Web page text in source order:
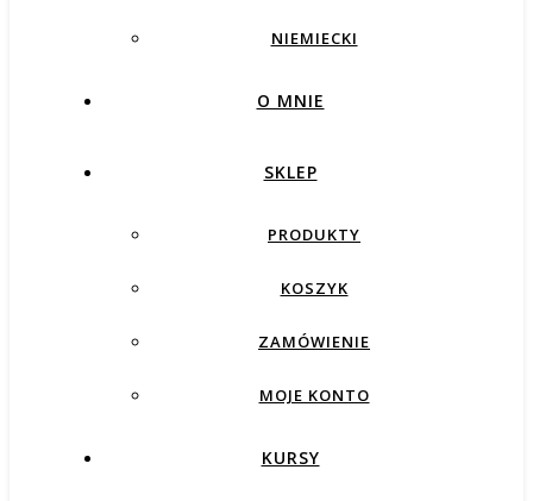
NIEMIECKI
O MNIE
SKLEP
PRODUKTY
KOSZYK
ZAMÓWIENIE
MOJE KONTO
KURSY